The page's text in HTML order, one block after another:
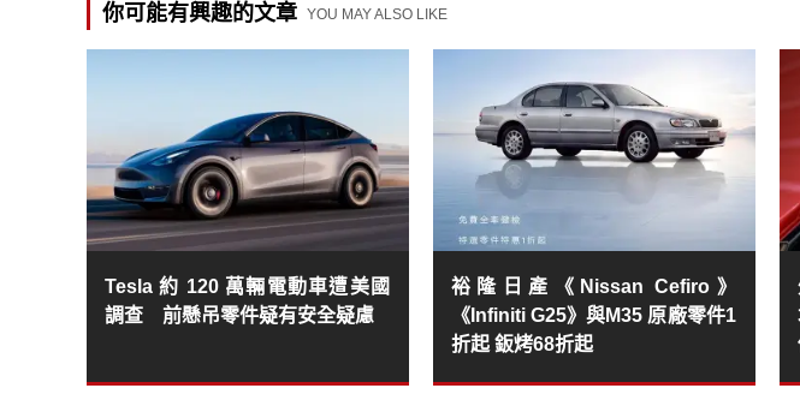
你可能有興趣的文章 YOU MAY ALSO LIKE
Tesla 約 120 萬輛電動車遭美國
調查 前懸吊零件疑有安全疑慮
裕隆日產《Nissan Cefiro》
《Infiniti G25》與M35 原廠零件1
折起 鈑烤68折起